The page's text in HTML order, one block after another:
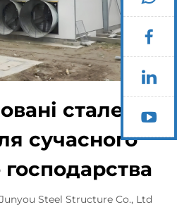
сталеві
сучасного
господарства
Steel Structure Co., Ltd